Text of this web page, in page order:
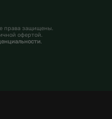
права защищены.
офертой.
.